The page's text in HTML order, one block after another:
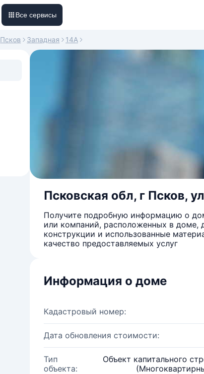
Все сервисы
Псков Западная 14А
Псковская обл, г Псков,
Получите подробную информацию о
или компаний, расположенных в доме,
конструкции и использованные
качество предоставляемых услуг
Информация о доме
Кадастровый номер:
Дата обновления стоимости:
Тип
объекта:
Объект капитального